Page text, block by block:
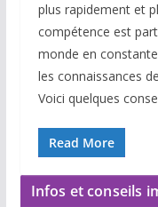
plus rapidement et
compétence est
monde en
les connaissances
Voici quelques
Read More
Infos et conseils